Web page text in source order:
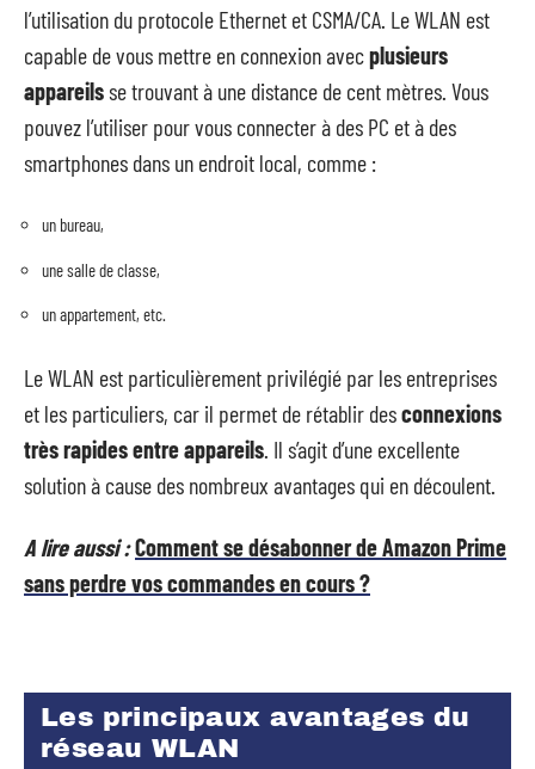
l’utilisation du protocole Ethernet et CSMA/CA. Le WLAN est
capable de vous mettre en connexion avecplusieurs
appareilsse trouvant à une distance de cent mètres. Vous
pouvez l’utiliser pour vous connecter à des PC et à des
smartphones dans un endroit local, comme :
un bureau,
une salle de classe,
un appartement, etc.
Le WLAN est particulièrement privilégié par les entreprises
et les particuliers, car il permet de rétablir desconnexions
très rapides entre appareils . Il s’agit d’une excellente
solution à cause des nombreux avantages qui en découlent.
A lire aussi :Comment se désabonner de Amazon Prime
sans perdre vos commandes en cours ?
Les principaux avantages du
réseau WLAN